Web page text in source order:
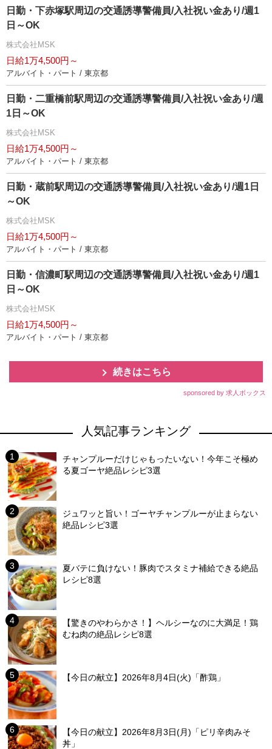
日勤・下赤塚駅周辺の交通誘導警備員/入社祝い金あり/週1
日～OK
株式会社MSK
日給1万4,500円～
アルバイト・パート / 東京都
日勤・二重橋前駅周辺の交通誘導警備員/入社祝い金あり/週
1日～OK
株式会社MSK
日給1万4,500円～
アルバイト・パート / 東京都
日勤・蔵前駅周辺の交通誘導警備員/入社祝い金あり/週1日
～OK
株式会社MSK
日給1万4,500円～
アルバイト・パート / 東京都
日勤・信濃町駅周辺の交通誘導警備員/入社祝い金あり/週1
日～OK
株式会社MSK
日給1万4,500円～
アルバイト・パート / 東京都
続きはこちら
sponsored by 求人ボックス
人気記事ランキング
チャンプルーだけじゃもったいない！今年こそ極め
る夏ゴーヤ絶品レシピ3選
ジュワッと旨い！ゴーヤチャンプルーが止まらない
絶品レシピ3選
夏バテに負けない！豚肉でスタミナ補給できる絶品
レシピ8選
【驚きのやわらかさ！】ヘルシーなのに大満足！鶏
むね肉の絶品レシピ8選
【今日の献立】2026年8月4日(火)「酢鶏」
【今日の献立】2026年8月3日(月)「ピリ辛肉みそ
丼」